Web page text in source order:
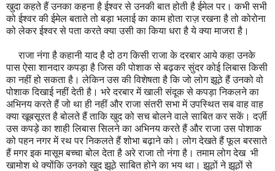
खुदा कहते हैं उनका कहना है ईश्वर से उनकी बात होती है ईमेल पर। कभी सभी
को ईश्वर की ईमेल बताते तो बड़ा भलाई का काम होता राज़ रखना है तो कोरोना
को लेकर ईश्वर से पता करते क्या उसी का किया धरा है ये क्या माजरा है।
राजा नंगा है कहानी याद है दो ठग किसी राजा के दरबार आये कहा उनके
पास ऐसा शानदार कपड़ा है जिस की पोशाक से बढ़कर सुंदर कोई लिबास किसी
का नहीं हो सकता है। लेकिन उस की विशेषता है कि जो लोग झूठे हैं उनको वो
पोशाक दिखाई नहीं देती है। भरे दरबार में खाली संदूक से कपड़ा निकलने का
अभिनय करते हैं जो था ही नहीं और राजा संतरी सभा में उपस्थित सब वाह वाह
क्या खूबसूरत है बोलते हैं ताकि खुद को सच बोलने वाले साबित कर सकें। दर्ज़ी
उस कपड़े का शाही लिबास सिलने का अभिनय करते हैं और राजा उस पोशाक
को पहन नगर में रथ पर निकलते हैं शोभा बढ़ाने को। लोग देखते हैं फूल बरसाते
हैं मगर इक मासूम बच्चा बोल देता है अरे राजा तो नंगा है। तमाम लोग देख भी
खामोश थे क्योंकि उनको खुद झूठे साबित होने का भय था। झूठों ने झूठों से